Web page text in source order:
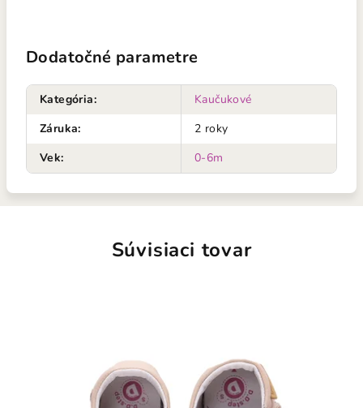
Dodatočné parametre
Kategória:
Kaučukové
Záruka:
2 roky
Vek: 0-6m
Súvisiaci tovar